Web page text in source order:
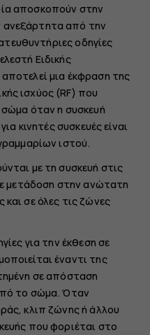
αποσκοπούν στην
από την
οδηγίες
Ειδικής
μια έκφραση της
ισχύος (RF) που
όταν η συσκευή
κινητές συσκευές είναι
ιστού.
με τη συσκευή στις
μετάδοση στην ανώτατη
σε όλες τις ζώνες
για την έκθεση σε
έναντι της
σε απόσταση
το σώμα. Όταν
κλιπ ζώνης ή άλλου
που φοριέται στο